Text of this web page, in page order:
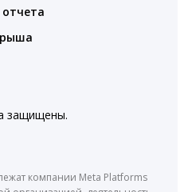
защищены.
компании Meta Platforms